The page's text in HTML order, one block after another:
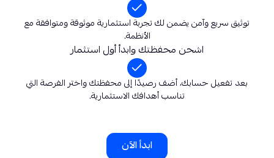
توثيق سريع وآمن يضمن لك تجربة استثمارية موثوقة ومتوافقة مع
الأنظمة.
اشحن محفظتك وابدأ أول استثمار
بعد تفعيل حسابك، أضف رصيدًا إلى محفظتك واختر الفرصة التي
تناسب أهدافك الاستثمارية.
ابدأ الآن